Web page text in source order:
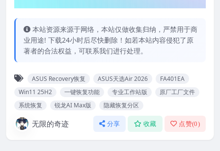
本站资源来源于网络，本站仅做收集归纳，严禁用于商
业用途! 下载24小时后尽快删除！如若本站内容侵犯了原
著者的合法权益，可联系我们进行处理。
ASUS Recovery恢复 ASUS天选Air 2026
FA401EA
Win11 25H2
一键恢复功能 专业工作站版
原厂工厂文件
系统恢复
锐龙AI Max版 隐藏恢复分区
无限的奇迹 分享 收藏 点赞(0)